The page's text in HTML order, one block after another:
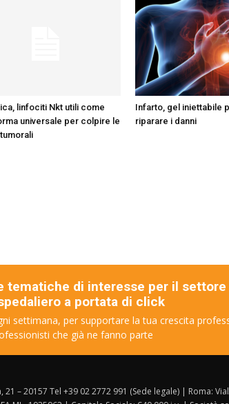
linfociti Nkt utili come
universale per colpire le
Infarto, gel iniettabile
riparare i danni
tematiche di interesse per il
a portata di click
settimana, per supportare la tua crescita
che già ne fanno parte
– 20157 Tel +39 02 2772 991 (Sede legale) | Roma: